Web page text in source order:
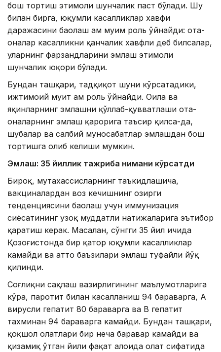
бош тортиш эҳтимоли шунчалик паст бўлади. Шу
билан бирга, юқумли касалликлар хавфи
даражасини баҳолаш ҳам муҳим роль ўйнайди: ота-
оналар касалликни қанчалик хавфли деб билсалар,
уларнинг фарзандларини эмлаш эҳтимоли
шунчалик юқори бўлади.
Бундан ташқари, тадқиқот шуни кўрсатадики,
ижтимоий муҳит ҳам роль ўйнайди. Оила ва
яқинларнинг эмлашни қўллаб-қувватлаши ота-
оналарнинг эмлаш қарорига таъсир қилса-да,
шубҳалар ва салбий муносабатлар эмлашдан бош
тортишга олиб келиши мумкин.
Эмлаш: 35 йиллик тажриба нимани кўрсатди
Бироқ, мутахассисларнинг таъкидлашича,
вакциналардан воз кечишнинг ҳозирги
тенденциясини баҳолаш учун иммунизация
сиёсатининг узоқ муддатли натижаларига эътибор
қаратиш керак. Масалан, сўнгги 35 йил ичида
Қозоғистонда бир қатор юқумли касалликлар
камайди ва ҳатто баъзилари эмлаш туфайли йўқ
қилинди.
Соғлиқни сақлаш вазирлигининг маълумотларига
кўра, паротит билан касалланиш 94 бараварга, А
вирусли гепатит 80 бараварга ва B гепатит
тахминан 94 бараварга камайди. Бундан ташқари,
қоқшол ҳолатлари бир неча баравар камайди ва
қизамиқ ўтган йили фақат алоҳида ҳолат сифатида